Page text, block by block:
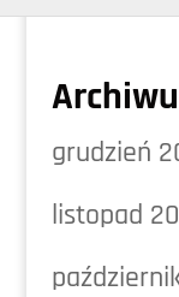
grudzień
listopad